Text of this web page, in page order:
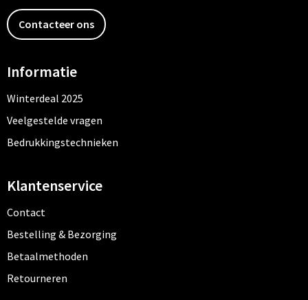
Contacteer ons
Informatie
Winterdeal 2025
Veelgestelde vragen
Bedrukkingstechnieken
Klantenservice
Contact
Bestelling & Bezorging
Betaalmethoden
Retourneren